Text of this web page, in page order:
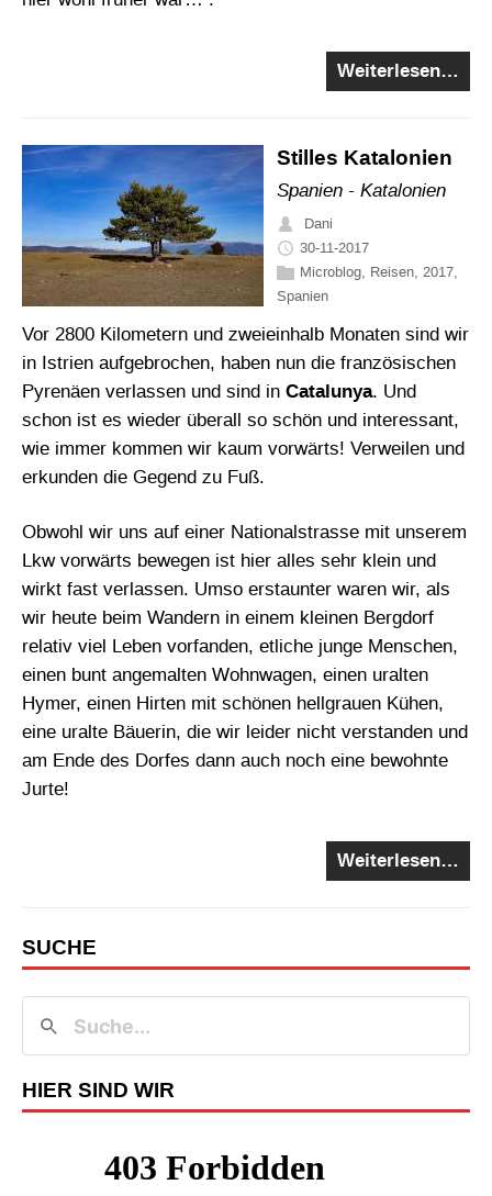
Weiterlesen…
Stilles Katalonien
Spanien - Katalonien
Dani
30-11-2017
Microblog, Reisen, 2017,
Spanien
Vor 2800 Kilometern und zweieinhalb Monaten sind wir
in Istrien aufgebrochen, haben nun die französischen
Pyrenäen verlassen und sind in Catalunya. Und
schon ist es wieder überall so schön und interessant,
wie immer kommen wir kaum vorwärts! Verweilen und
erkunden die Gegend zu Fuß.
Obwohl wir uns auf einer Nationalstrasse mit unserem
Lkw vorwärts bewegen ist hier alles sehr klein und
wirkt fast verlassen. Umso erstaunter waren wir, als
wir heute beim Wandern in einem kleinen Bergdorf
relativ viel Leben vorfanden, etliche junge Menschen,
einen bunt angemalten Wohnwagen, einen uralten
Hymer, einen Hirten mit schönen hellgrauen Kühen,
eine uralte Bäuerin, die wir leider nicht verstanden und
am Ende des Dorfes dann auch noch eine bewohnte
Jurte!
Weiterlesen…
SUCHE
HIER SIND WIR